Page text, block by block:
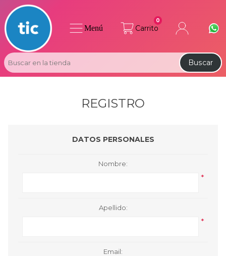
Carrito
0
Buscar
Menú
REGISTRO
DATOS PERSONALES
Nombre:
*
Apellido:
*
Email: